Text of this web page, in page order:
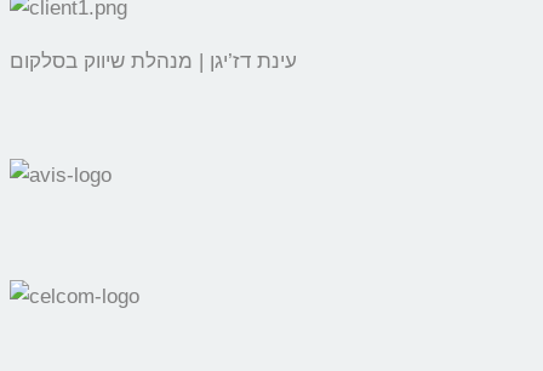
עינת דז’יגן | מנהלת שיווק בסלקום